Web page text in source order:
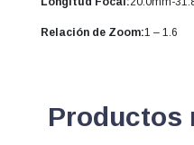
Relación de Zoom:1 – 1.6
Productos